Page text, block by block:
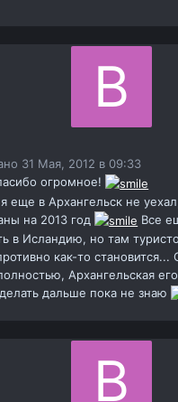
31 Мая, 2012 в 09:33
огромное!
еще в Архангельск не
на 2013 год
Все
в Исландию, но там
как-то становится...
Архангельская
дальше пока не знаю